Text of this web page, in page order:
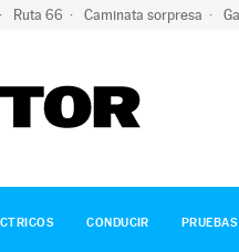
Ruta 66 Caminata sorpresa
CONDUCIR PRUEBAS